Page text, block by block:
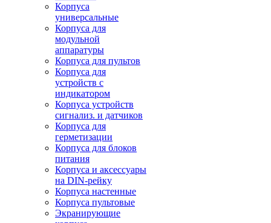
Корпуса
универсальные
Корпуса для
модульной
аппаратуры
Корпуса для пультов
Корпуса для
устройств с
индикатором
Корпуса устройств
сигнализ. и датчиков
Корпуса для
герметизации
Корпуса для блоков
питания
Корпуса и аксессуары
на DIN-рейку
Корпуса настенные
Корпуса пультовые
Экранирующие